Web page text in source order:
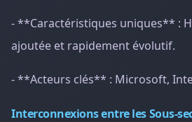
- **Caractéristiques uniques** :
ajoutée et rapidement évolutif.
- **Acteurs clés** : Microsoft,
Interconnexions entre les Sous-